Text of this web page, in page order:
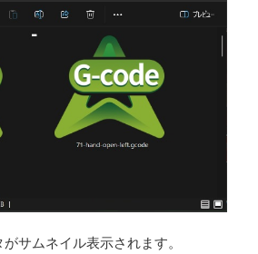
サムネイル表示されます。